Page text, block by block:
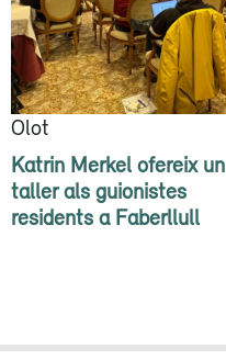
Olot
Katrin Merkel ofereix un
taller als guionistes
residents a Faberllull